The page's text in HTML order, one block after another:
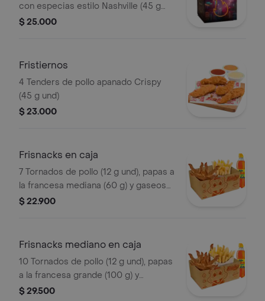
con especias estilo Nashville (45 g
und), sirope de miel picante. Imagen
$ 25.000
Fristiernos
4 Tenders de pollo apanado Crispy
(45 g und)
$ 23.000
Frisnacks en caja
7 Tornados de pollo (12 g und), papas a
la francesa mediana (60 g) y gaseosa
(470 ml)
$ 22.900
Frisnacks mediano en caja
10 Tornados de pollo (12 g und), papas
a la francesa grande (100 g) y
gaseosa (470 ml)
$ 29.500